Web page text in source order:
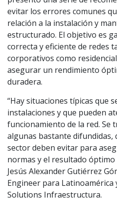
evitar los errores comunes
relación a la instalación y
estructurado. El objetivo es
correcta y eficiente de redes
corporativos como
asegurar un rendimiento
duradera.
“Hay situaciones típicas que
instalaciones y que pueden
funcionamiento de la red. Se
algunas bastante difundidas,
sector deben evitar para
normas y el resultado óptimo
Jesús Alexander Gutiérrez
Engineer para Latinoamérica
Solutions Infraestructura.